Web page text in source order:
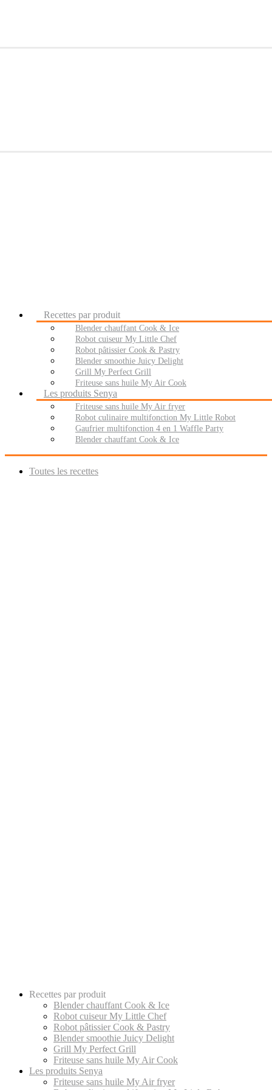
Recettes par produit
Blender chauffant Cook & Ice
Robot cuiseur My Little Chef
Robot pâtissier Cook & Pastry
Blender smoothie Juicy Delight
Grill My Perfect Grill
Friteuse sans huile My Air Cook
Les produits Senya
Friteuse sans huile My Air fryer
Robot culinaire multifonction My Little Robot
Gaufrier multifonction 4 en 1 Waffle Party
Blender chauffant Cook & Ice
Toutes les recettes
Recettes par produit
Blender chauffant Cook & Ice
Robot cuiseur My Little Chef
Robot pâtissier Cook & Pastry
Blender smoothie Juicy Delight
Grill My Perfect Grill
Friteuse sans huile My Air Cook
Les produits Senya
Friteuse sans huile My Air fryer